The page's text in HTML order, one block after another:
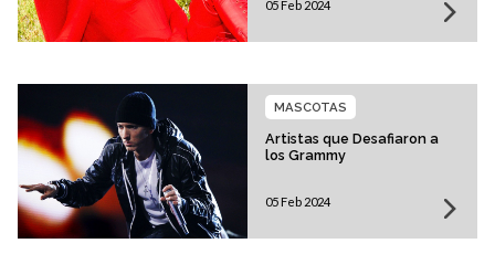
05 Feb 2024
Artistas que Desafiaron a
los Grammy
MASCOTAS
05 Feb 2024